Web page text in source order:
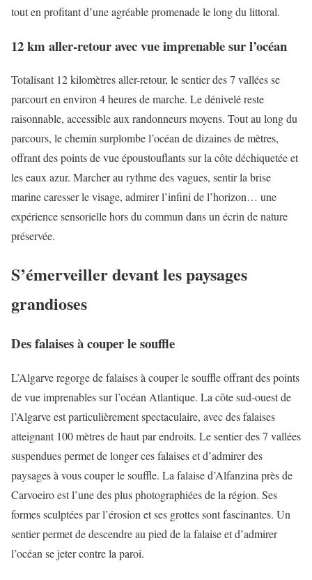
tout en profitant d’une agréable promenade le long du littoral.
12 km aller-retour avec vue imprenable sur l’océan
Totalisant 12 kilomètres aller-retour, le sentier des 7 vallées se
parcourt en environ 4 heures de marche. Le dénivelé reste
raisonnable, accessible aux randonneurs moyens. Tout au long du
parcours, le chemin surplombe l’océan de dizaines de mètres,
offrant des points de vue époustouflants sur la côte déchiquetée et
les eaux azur. Marcher au rythme des vagues, sentir la brise
marine caresser le visage, admirer l’infini de l’horizon… une
expérience sensorielle hors du commun dans un écrin de nature
préservée.
S’émerveiller devant les paysages
grandioses
Des falaises à couper le souffle
L’Algarve regorge de falaises à couper le souffle offrant des points
de vue imprenables sur l’océan Atlantique. La côte sud-ouest de
l’Algarve est particulièrement spectaculaire, avec des falaises
atteignant 100 mètres de haut par endroits. Le sentier des 7 vallées
suspendues permet de longer ces falaises et d’admirer des
paysages à vous couper le souffle. La falaise d’Alfanzina près de
Carvoeiro est l’une des plus photographiées de la région. Ses
formes sculptées par l’érosion et ses grottes sont fascinantes. Un
sentier permet de descendre au pied de la falaise et d’admirer
l’océan se jeter contre la paroi.